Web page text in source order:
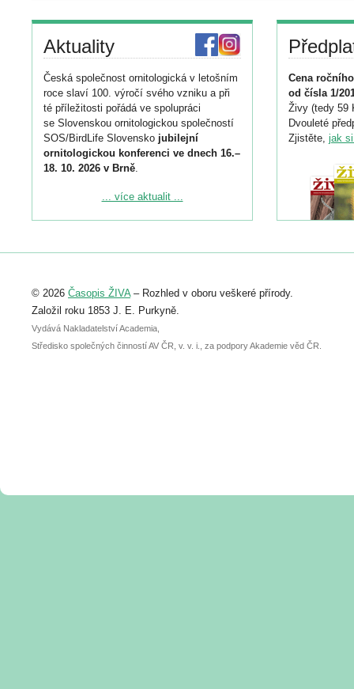
Aktuality
Česká společnost ornitologická v letošním
roce slaví 100. výročí svého vzniku a při
té příležitosti pořádá ve spolupráci
se Slovenskou ornitologickou společností
SOS/BirdLife Slovensko jubilejní
ornitologickou konferenci ve dnech 16.–
18. 10. 2026 v Brně.
Podrobnější informace ke konferenci
Registrovat se můžete do 6. září.
abstraktu přihlášené přednášky nebo
posteru je už 30. června.
... více aktualit ...
Cena
od čísla 1/
Živy (tedy 59
Dvouleté
Zjistěte, jak
© 2026 Časopis ŽIVA– Rozhled v oboru veškeré přírody.
Založil roku 1853 J. E. Purkyně.
Vydává Nakladatelství Academia,
Středisko společných činností AV ČR, v. v. i., za podpory Akademie věd ČR.